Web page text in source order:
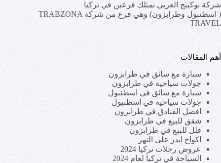
شركة بوكينج العربي نمتلك فرعين في تركيا
( اسطنبول وطرابزون) وهي فرع من شركة TRABZONA
TRAVEL
أهم المقالات
سيارة مع سائق في طرابزون
جولات سياحية في طرابزون
سيارة مع سائق في اسطنبول
جولات سياحية في اسطنبول
افضل الفنادق في طرابزون
شقق للبيع في طرابزون
فلل للبيع في طرابزون
اكواخ ايدر على النهر
عروض رحلات تركيا 2024
السياحة في تركيا لعام 2024